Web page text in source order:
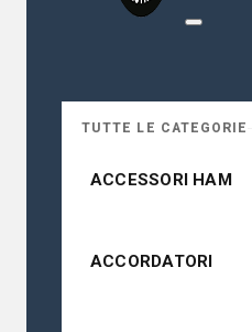
TUTTE LE CATEGORIE
ACCESSORI HAM
ACCORDATORI